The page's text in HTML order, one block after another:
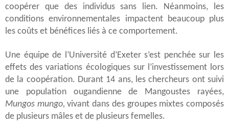
coopérer que des individus sans lien. Néanmoins, les
conditions environnementales impactent beaucoup plus
les coûts et bénéfices liés à ce comportement.
Une équipe de l’Université d’Exeter s’est penchée sur les
effets des variations écologiques sur l’investissement lors
de la coopération. Durant 14 ans, les chercheurs ont suivi
une population ougandienne de Mangoustes rayées,
Mungos mungo, vivant dans des groupes mixtes composés
de plusieurs mâles et de plusieurs femelles.